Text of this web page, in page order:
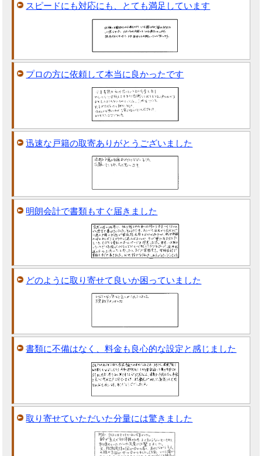
スピードにも対応にも、とても満足しています
プロの方に依頼して本当に良かったです
迅速な戸籍の取寄ありがとうございました
明朗会計で書類もすぐ届きました
どのように取り寄せて良いか困っていました
書類に不備はなく、料金も良心的な設定と感じました
取り寄せていただいた分量には驚きました